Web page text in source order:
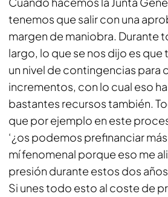
tenemos que salir con una
margen de maniobra. Durante
largo, lo que se nos dijo es
un nivel de contingencias para
incrementos, con lo cual eso
bastantes recursos también.
que por ejemplo en este
‘¿os podemos prefinanciar
mí fenomenal porque eso me
presión durante estos dos
Si unes todo esto al coste de